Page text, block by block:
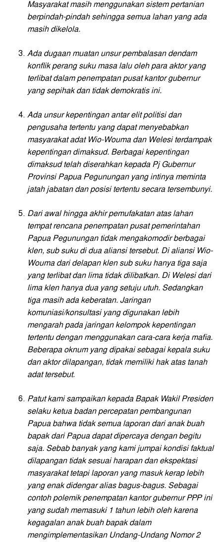
Masyarakat masih menggunakan sistem pertanian
berpindah-pindah sehingga semua lahan yang ada
masih dikelola.
Ada dugaan muatan unsur pembalasan dendam
konflik perang suku masa lalu oleh para aktor yang
terlibat dalam penempatan pusat kantor gubernur
yang sepihak dan tidak demokratis ini.
Ada unsur kepentingan antar elit politisi dan
pengusaha tertentu yang dapat menyebabkan
masyarakat adat Wio-Wouma dan Welesi terdampak
kepentingan dimaksud. Berbagai kepentingan
dimaksud telah diserahkan kepada Pj Gubernur
Provinsi Papua Pegunungan yang intinya meminta
jatah jabatan dan posisi tertentu secara tersembunyi.
Dari awal hingga akhir pemufakatan atas lahan
tempat rencana penempatan pusat pemerintahan
Papua Pegunungan tidak mengakomodir berbagai
klen, sub suku di dua aliansi tersebut. Di aliansi Wio-
Wouma dari delapan klen sub suku hanya tiga saja
yang terlibat dan lima tidak dilibatkan. Di Welesi dari
lima klen hanya dua yang setuju utuh. Sedangkan
tiga masih ada keberatan. Jaringan
komuniasi/konsultasi yang digunakan lebih
mengarah pada jaringan kelompok kepentingan
tertentu dengan menggunakan cara-cara kerja mafia.
Beberapa oknum yang dipakai sebagai kepala suku
dan aktor dilapangan, tidak memiliki hak atas tanah
adat tersebut.
Patut kami sampaikan kepada Bapak Wakil Presiden
selaku ketua badan percepatan pembangunan
Papua bahwa tidak semua laporan dari anak buah
bapak dari Papua dapat dipercaya dengan begitu
saja. Sebab banyak yang kami jumpai kondisi faktual
dilapangan tidak sesuai harapan dan ekspektasi
masyarakat tetapi laporan yang masuk kerap lebih
yang enak didengar alias bagus-bagus. Sebagai
contoh polemik penempatan kantor gubernur PPP ini
yang sudah memasuki 1 tahun lebih oleh karena
kegagalan anak buah bapak dalam
mengimplementasikan Undang-Undang Nomor 2